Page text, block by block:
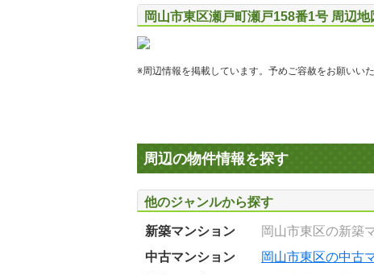
岡山市東区瀬戸町瀬戸158番1号 周辺地
※周辺情報を掲載しています。予めご容赦をお願いいた
周辺の物件情報を探す
他のジャンルから探す
新築マンション 岡山市東区の新築
中古マンション
岡山市東区の中古